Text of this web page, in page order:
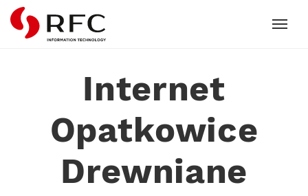
RFC
Internet
Opatkowice
Drewniane